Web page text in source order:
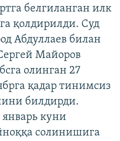
белгиланган илк
қолдирилди. Суд
Абдуллаев билан
Майоров
олинган 27
қадар тинимсиз
билдирди.
куни
солинишига